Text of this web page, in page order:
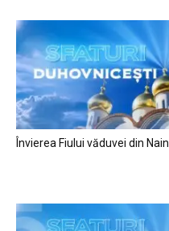
Învierea Fiului văduvei din Nain